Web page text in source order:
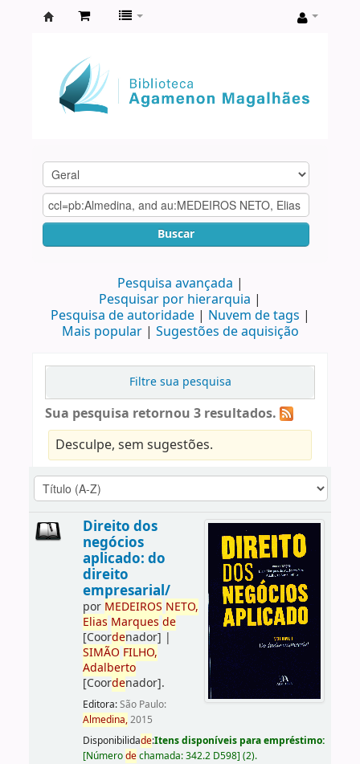
Agamenon
Magalhães
Buscar
Pesquisa avançada
Pesquisar por hierarquia
Pesquisa de autoridade
Nuvem de tags
Mais popular
Sugestões de aquisição
Filtre sua pesquisa
Sua pesquisa retornou 3 resultados.
Desculpe, sem sugestões.
Direito dos
negócios
aplicado: do
direito
empresarial/
por MEDEIROS NETO,
Elias Marques de
[Coordenador] |
SIMÃO FILHO,
Adalberto
[Coordenador].
Editora:São Paulo:
Almedina,2015
Disponibilidade:Itens disponíveis para empréstimo:
[Númerodechamada:342.2 D598] (2).